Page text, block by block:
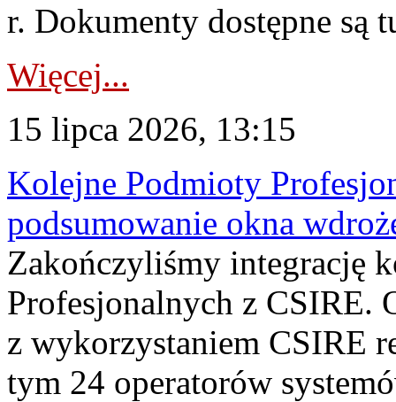
r. Dokumenty dostępne są
Więcej...
15 lipca 2026, 13:15
Kolejne Podmioty
podsumowanie okna
Zakończyliśmy integrację
Profesjonalnych z CSIRE.
z wykorzystaniem CSIRE
tym 24 operatorów